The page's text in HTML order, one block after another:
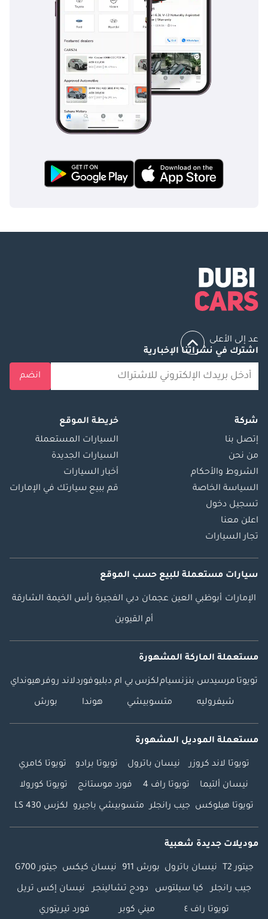
عد إلى الأعلى
اشترك في نشراتنا الإخبارية
انضم
شركة
إتصل بنا
من نحن
الشروط والأحكام
السياسة الخاصة
تسجيل دخول
اعلن معنا
تجار السيارات
خريطة الموقع
السيارات المستعملة
السيارات الجديدة
أخبار السيارات
قم ببيع سيارتك في الإمارات
سيارات مستعملة للبيع حسب الموقع
الإمارات أبوظبي العين عجمان دبي الفجيرة رأس الخيمة الشارقة
أم القيوين
مستعملة الماركة المشهورة
تويوتا مرسيدس بنزنسياملكزس بي ام دبليوفوردلاند روفرهيونداي
شيفروليه متسوبيشي هوندا بورش
مستعملة الموديل المشهورة
تويوتا لاند كروزر نيسان باترول تويوتا برادو تويوتا كامري
نيسان ألتيما تويوتا راف 4 فورد موستانج تويوتا كورولا
تويوتا هيلوكس جيب رانجلر متسوبيشي باجيرو لكزس LS 430
موديلات جديدة شعبية
جيتور T2 نيسان باترول بورش 911 نيسان كيكس جيتور G700
جيب رانجلر كيا سيلتوس دودج تشالينجر نيسان إكس تريل
تويوتا راف ٤ ميني كوبر فورد تيريتوري